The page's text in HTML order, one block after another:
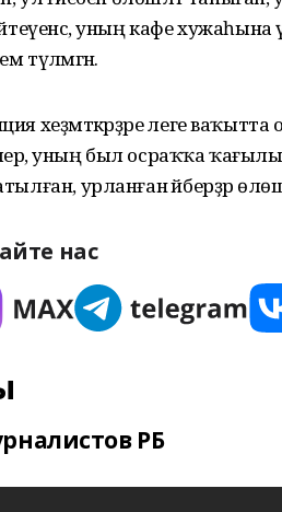
уның кафе хужаһына
түләмәгән.
хеҙмәткәрҙәре әлеге ваҡытта
уның был осраҡҡа
урланған әйберҙәр
нас
РБ